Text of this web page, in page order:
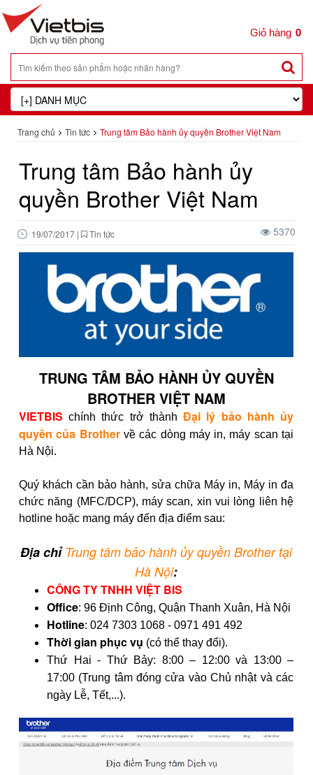
0
Trang chủ Tin tức Trung tâm Bảo hành ủy quyền Brother Việt Nam
Trung tâm Bảo hành ủy
quyền Brother Việt Nam
19/07/2017 | Tin tức 5370
TRUNG TÂM BẢO HÀNH ỦY QUYỀN
BROTHER VIỆT NAM
VIETBISchính thức trở thànhĐại lý bảo hành ủy
quyền của Brothervề các dòng máy in, máy scan tại
Hà Nội.
Quý khách cần bảo hành, sửa chữa Máy in, Máy in đa
chức năng (MFC/DCP), máy scan, xin vui lòng liên hệ
hotline hoặc mang máy đến địa điểm sau:
Địa chỉ Trung tâm bảo hành ủy quyền Brother tại
Hà Nội:
CÔNG TY TNHH VIỆT BIS
Office: 96 Định Công, Quận Thanh Xuân, Hà Nội
Hotline: 024 7303 1068 - 0971 491 492
Thời gian phục vụ (có thể thay đổi).
Thứ Hai - Thứ Bảy: 8:00 – 12:00 và 13:00 –
17:00 (Trung tâm đóng cửa vào Chủ nhật và các
ngày Lễ, Tết,...).